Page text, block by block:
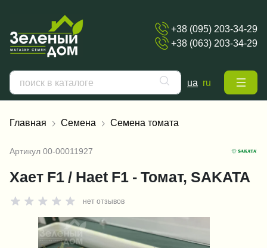
+38 (095) 203-34-29
+38 (063) 203-34-29
ua ru
Главная Семена Семена томата
Артикул 00-00011927
Хает F1 / Haet F1 - Томат, SAKATA
нет отзывов